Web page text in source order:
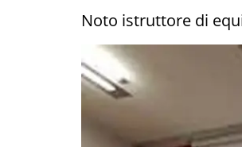
Noto istruttore di